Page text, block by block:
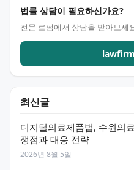
법률 상담이 필요하신가요?
전문 로펌에서 상담을 받아보세
최신글
디지털의료제품법, 수원의
쟁점과 대응 전략
2026년 8월 5일